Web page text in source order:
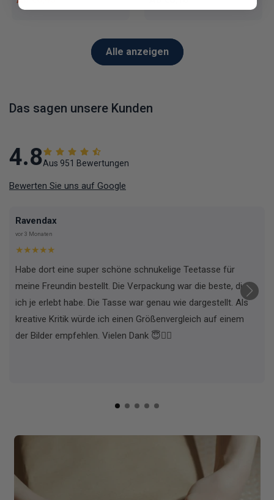
Alle anzeigen
Das sagen unsere Kunden
4.8Aus 951 Bewertungen
Bewerten Sie uns auf Google
Ravendax
vor 3 Monaten
★★★★★
Habe dort eine super schöne schnukelige Teetasse für
meine Freundin bestellt. Die Verpackung war die beste, die
ich je erlebt habe. Die Tasse war genau wie dargestellt. Als
kreative Kritik würde ich einen Größenvergleich auf einem
der Bilder empfehlen. Vielen Dank 😇✌🏼